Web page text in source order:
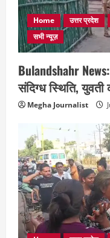
Home उत्तर प्रदेश
सभी न्यूज़
Bulandshahr
संदिग्ध स्थिति,
Megha Journalist